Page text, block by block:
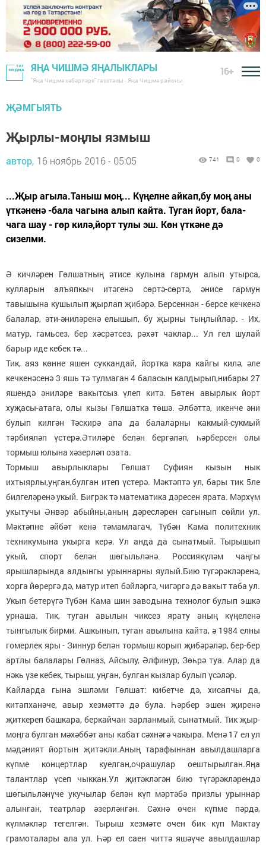
ЯҢА ЧИШМӘ ЯҢАЛЫКЛАРЫ
"Яңа Чишмә хәбәрләре" газетасы - Яңа Чишмә районы
16+
ҖӘМГЫЯТЬ
Җырлы-моңлы язмыш
автор, 16 ноябрь 2016 - 05:05 741 0 0
...Җыр агыла.Таныш моң... Күңелне айкап,бу моң аны
үткәненә -бала чагына алып кайта. Туган йорт, бала-
чага шау - гөр килә,йорт тулы эш. Көн үткәне дә
сизелми.
Ә кичләрен Гөлшатның әтисе кулына гармун алып утырса,
кулларын алъяпкыч итәгенә сөртә-сөртә, әнисе гармун
тавышына кушылып җырлап җибәрә. Берсеннән - берсе кечкенә
балалар, әти-әниләренә елышып, бу җырны тыңлыйлар. - Их,
матур, гамьсез, бер хәсрәтсез, рәхәт чаклар... Ул гел шулай
барыр иде кебек тә...
Тик, аяз көнне яшен суккандай, йортка кара кайгы килә, әле
кечкенәсенә 3 яшь тә тулмаган 4 баласын калдырып,нибары 27
яшендә әниләре вакытсыз үлеп китә. Бөтен авырлык йорт
хуҗасы-атага, олы кызы Гөлшатка төшә. Әлбәттә, икенче әни
булып килгән Тәскирә апа да балаларны какмый-сукмый
тәрбияләп үстерә.Әтиләре белән бергәләп, һәрберсен олы
тормыш юлына хәзерләп озата.
Тормыш авырлыклары Гөлшат Суфиян кызын нык
ихтыярлы,уңган,булган итеп үстерә. Мәктәптә ул, бары тик 5ле
билгеләренә укый. Бигрәк тә математика дәресен ярата. Мәрхүм
укытучы Әнвәр абыйны,аның дәресләрен сагынып сөйли ул.
Мәктәпне әйбәт кенә тәмамлагач, Түбән Кама политехник
техникумына укырга керә. Ул анда да сынатмый. Тырышып
укый, спорт белән шөгыльләнә. Россиякүләм чаңгы
ярышларында алдынгы урыннарны яулый.Бию түгәрәкләренә,
хорга йөрергә дә, матур итеп бәйләргә, чигәргә дә вакыт таба ул.
Укып бетерүгә Түбән Кама шин заводына технолог булып эшкә
урнаша. Тик, туган авылын чиксез ярату аның күңеленә
тынгылык бирми. Ашкынып, туган авылына кайта, ә 1984 елны
гомерлек яры - Зиннур белән тормыш корып җибәрәләр, бер-бер
артлы балалары Гөлназ, Айсылу, Әлфинур, Зөһрә туа. Алар да
нәкь үзе кебек, тырыш, уңган, булган кызлар булып үсәләр.
Кайларда гына эшләми Гөлшат: кибетче дә, хисапчы да,
китапханәче, авыр хезмәттә дә була. Һәрбер эшен җиренә
җиткереп башкара, беркайчан зарланмый, сынатмый. Тик җыр-
моңга булган мәхәббәт аны кабат сәхнәгә чакыра. Менә 17 ел ул
мәдәният йортын җитәкли.Аның тарафыннан авылдашларга
күпме концертлар куелган,очрашулар оештырылган.Яңа
талантлар үсеп чыккан.Ул җитәкләгән бию түгәрәкләрендә
шөгыльләнүче укучылар белән күп мәртәбә призлы урыннар
алынган, театрлар әзерләнгән. Сәхнә өчен күпме пәрдә,
күлмәкләр тегелгән. Тырыш хезмәте өчен бик күп Мактау
грамоталары ала ул. Һәр ел саен читтә яшәүче авылдашлар